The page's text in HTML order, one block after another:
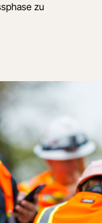
zu